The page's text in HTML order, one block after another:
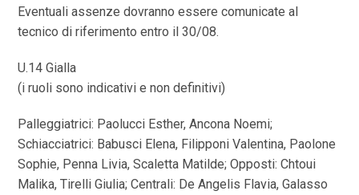
Eventuali assenze dovranno essere comunicate al
tecnico di riferimento entro il 30/08.
U.14 Gialla
(i ruoli sono indicativi e non definitivi)
Palleggiatrici: Paolucci Esther, Ancona Noemi;
Schiacciatrici: Babusci Elena, Filipponi Valentina, Paolone
Sophie, Penna Livia, Scaletta Matilde; Opposti: Chtoui
Malika, Tirelli Giulia; Centrali: De Angelis Flavia, Galasso